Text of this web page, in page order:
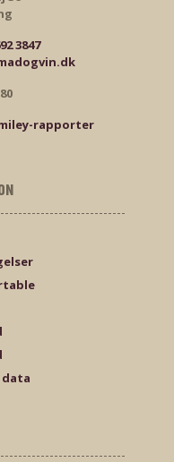
3847
rapporter